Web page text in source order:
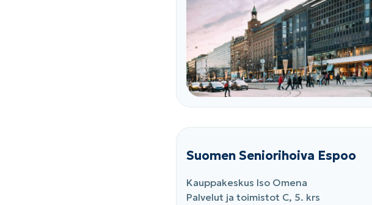
Suomen Seniorihoiva Espoo
Kauppakeskus Iso Omena
Palvelut ja toimistot C, 5. krs